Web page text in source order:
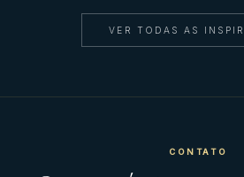
VER TODAS AS
CONTATO